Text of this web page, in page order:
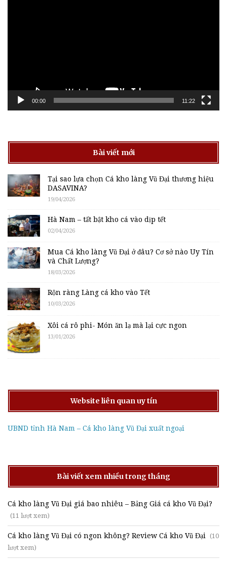
00:00 11:22
Bài viết mới
Tại sao lựa chọn Cá kho làng Vũ Đại thương hiệu
DASAVINA?
19/04/2026
Hà Nam – tất bật kho cá vào dịp tết
02/04/2026
Mua Cá kho làng Vũ Đại ở đâu? Cơ sở nào Uy Tín
và Chất Lượng?
18/03/2026
Rộn ràng Làng cá kho vào Tết
10/03/2026
Xôi cá rô phi- Món ăn lạ mà lại cực ngon
13/01/2026
Website liên quan uy tín
UBND tỉnh Hà Nam – Cá kho làng Vũ Đại xuất ngoại
Bài viết xem nhiều trong tháng
Cá kho làng Vũ Đại giá bao nhiêu – Bảng Giá cá kho Vũ Đại?
(11 lượt xem)
Cá kho làng Vũ Đại có ngon không? Review Cá kho Vũ Đại (10
lượt xem)